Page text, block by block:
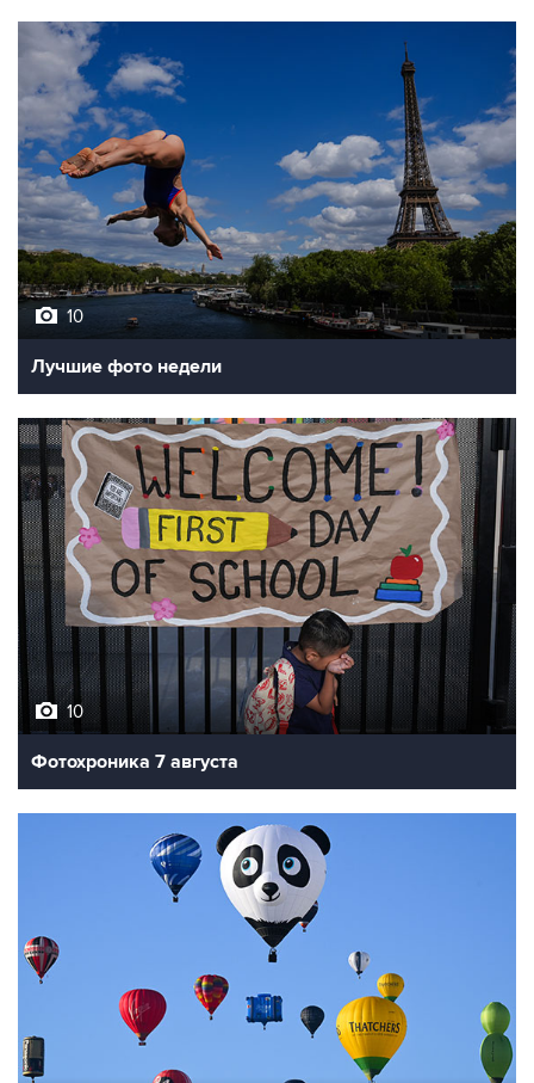
10
Лучшие фото недели
10
Фотохроника 7 августа